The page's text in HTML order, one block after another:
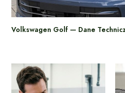
Volkswagen Golf — Dane